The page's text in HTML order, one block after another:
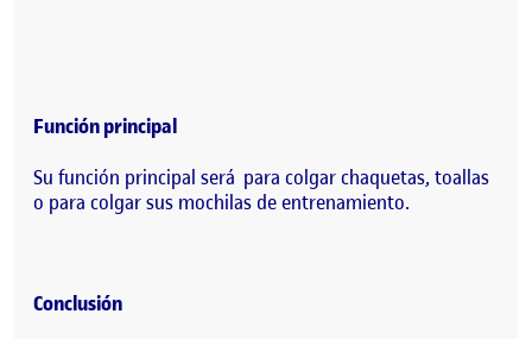
Función principal
Su función principal será para colgar chaquetas, toallas
o para colgar sus mochilas de entrenamiento.
Conclusión